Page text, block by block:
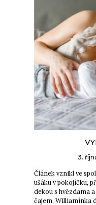
3.
Článek vznikl ve
ušáku v pokojíčku,
dekou s hvězdama
čajem. Williamínka